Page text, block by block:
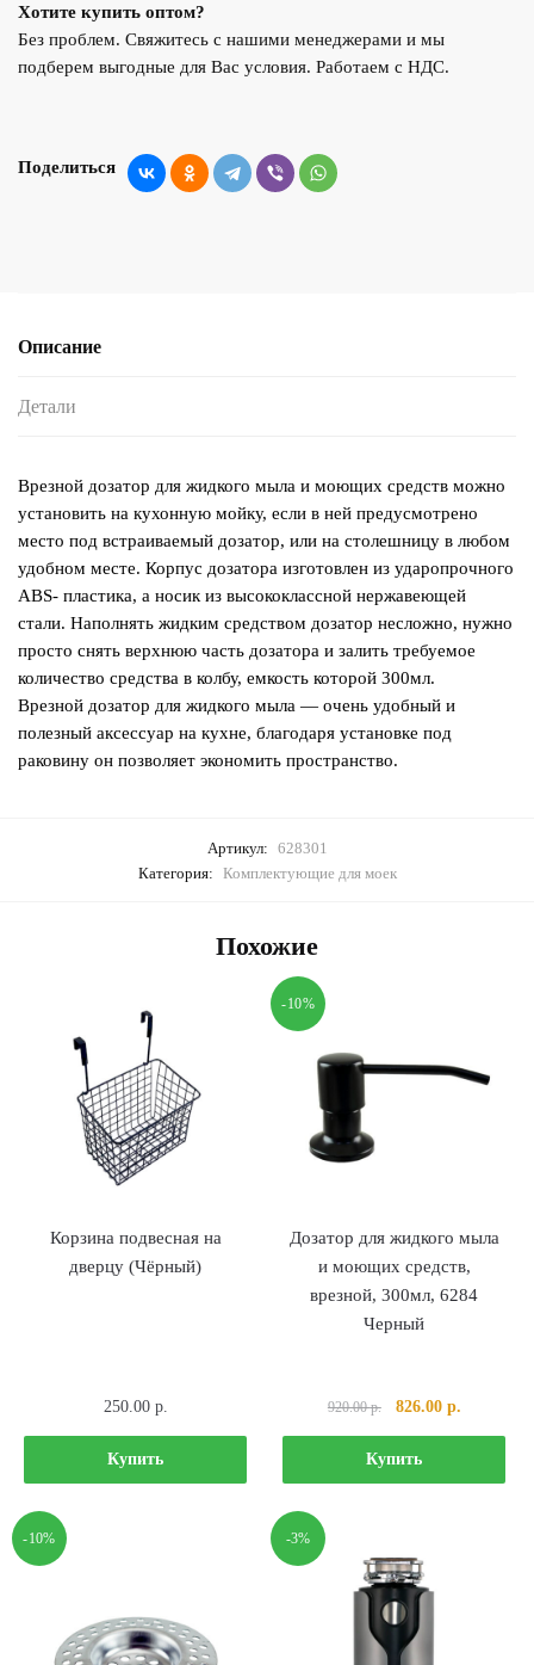
Хотите купить оптом?
Без проблем. Свяжитесь с нашими менеджерами и мы
подберем выгодные для Вас условия. Работаем с НДС.
Поделиться
Описание
Детали
Врезной дозатор для жидкого мыла и моющих средств можно
установить на кухонную мойку, если в ней предусмотрено
место под встраиваемый дозатор, или на столешницу в любом
удобном месте. Корпус дозатора изготовлен из ударопрочного
ABS- пластика, а носик из высококлассной нержавеющей
стали. Наполнять жидким средством дозатор несложно, нужно
просто снять верхнюю часть дозатора и залить требуемое
количество средства в колбу, емкость которой 300мл.
Врезной дозатор для жидкого мыла — очень удобный и
полезный аксессуар на кухне, благодаря установке под
раковину он позволяет экономить пространство.
Артикул: 628301
Категория: Комплектующие для моек
Похожие
Корзина подвесная на
дверцу (Чёрный)
250.00 р.
Купить
-10%
Дозатор для жидкого мыла
и моющих средств,
врезной, 300мл, 6284
Черный
920.00р.
Первоначальная
цена
составляла
920.00 р..
826.00 р.Текущая
цена:
Купить
-10% -3%